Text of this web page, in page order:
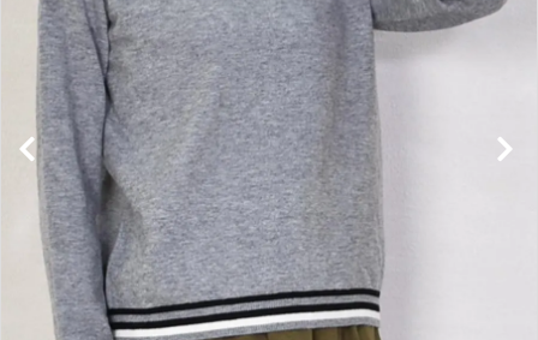
カテゴリーから探す
ブランドから選ぶ
INFORMATION